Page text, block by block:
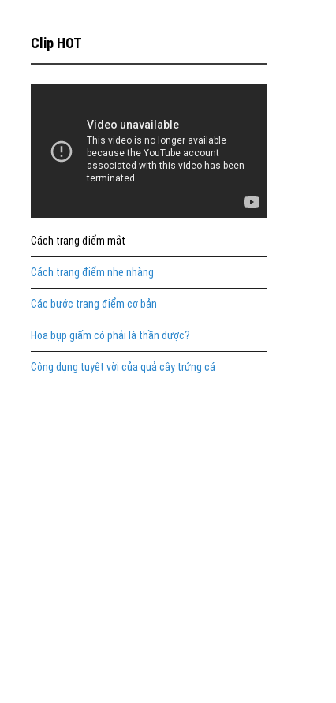
Clip HOT
Cách trang điểm mắt
Cách trang điểm nhẹ nhàng
Các bước trang điểm cơ bản
Hoa bụp giấm có phải là thần dược?
Công dụng tuyệt vời của quả cây trứng cá